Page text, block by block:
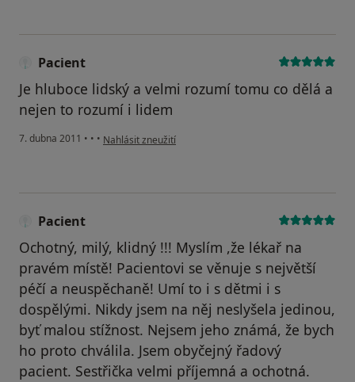
Pacient
Je hluboce lidský a velmi rozumí tomu co dělá a
nejen to rozumí i lidem
7. dubna 2011 • • • podle názoru uživatele Pacient
Nahlásit zneužití
Pacient
Ochotný, milý, klidný !!! Myslím ,že lékař na
pravém místě! Pacientovi se věnuje s největší
péčí a neuspěchaně! Umí to i s dětmi i s
dospělými. Nikdy jsem na něj neslyšela jedinou,
byť malou stížnost. Nejsem jeho známá, že bych
ho proto chválila. Jsem obyčejný řadový
pacient. Sestřička velmi příjemná a ochotná.